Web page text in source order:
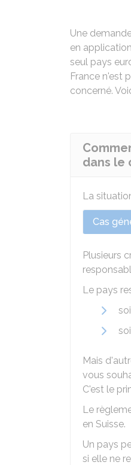
Une
en
seul pays
France n'est
concerné.
dans le
La
Cas
Plusieurs
Le pays
Mais
vous
C'est le
Le
en Suisse.
Un pays
si elle ne